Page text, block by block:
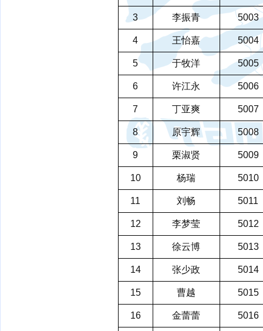
3 李振青 5003
4 王怡嘉 5004
5 于牧洋 5005
6 许江永 5006
7 丁亚爽 5007
8 原宇辉 5008
9 栗淑贤 5009
10 杨瑞 5010
11 刘畅 5011
12 李梦莹 5012
13 徐云博 5013
14 张少政 5014
15 曹越 5015
16 金蕾蕾 5016